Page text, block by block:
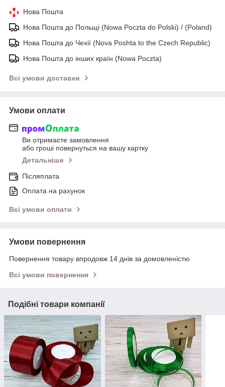
Нова Пошта
Нова Пошта до Польщі (Nowa Poczta do Polski) / (Poland)
Нова Пошта до Чехії (Nova Poshta to the Czech Republic)
Нова Пошта до інших країн (Nowa Poczta)
Всі умови доставки
Умови оплати
Ви отримаєте замовлення
або гроші повернуться на вашу картку
Детальніше
Післяплата
Оплата на рахунок
Всі умови оплати
Умови повернення
Повернення товару впродовж 14 днів за домовленістю
Всі умови повернення
Подібні товари компанії